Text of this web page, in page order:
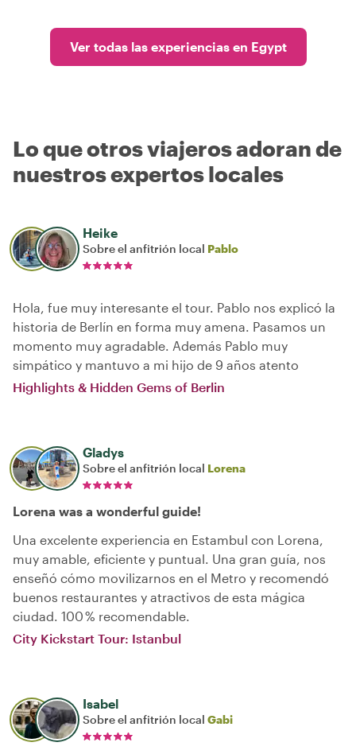
Ver todas las experiencias en Egypt
Lo que otros viajeros adoran de
nuestros expertos locales
Heike
Sobre el anfitrión local Pablo
Hola, fue muy interesante el tour. Pablo nos explicó la
historia de Berlín en forma muy amena. Pasamos un
momento muy agradable. Además Pablo muy
simpático y mantuvo a mi hijo de 9 años atento
Highlights & Hidden Gems of Berlin
Gladys
Sobre el anfitrión local Lorena
Lorena was a wonderful guide!
Una excelente experiencia en Estambul con Lorena,
muy amable, eficiente y puntual. Una gran guía, nos
enseñó cómo movilizarnos en el Metro y recomendó
buenos restaurantes y atractivos de esta mágica
ciudad. 100 % recomendable.
City Kickstart Tour: Istanbul
Isabel
Sobre el anfitrión local Gabi